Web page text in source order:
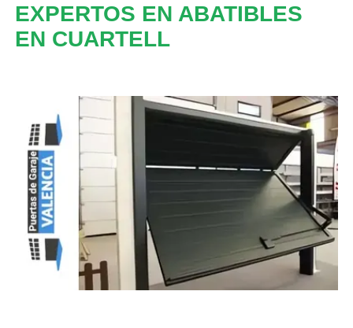
EXPERTOS EN ABATIBLES
EN CUARTELL